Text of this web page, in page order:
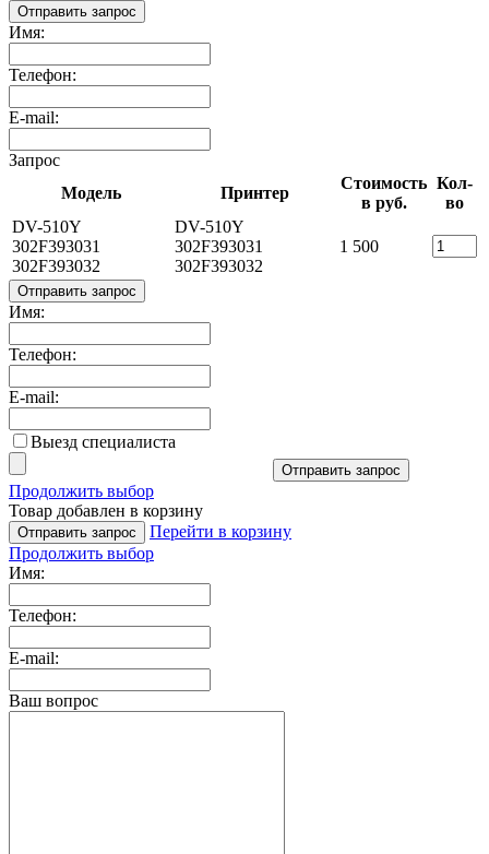
Отправить запрос
Имя:
Телефон:
E-mail:
Запрос
Модель
Принтер
Стоимость
в руб.
Кол-
во
DV-510Y
302F393031
302F393032
DV-510Y
302F393031
302F393032
1 500
Отправить запрос
Имя:
Телефон:
E-mail:
Выезд специалиста
Отправить запрос
Продолжить выбор
Товар добавлен в корзину
Отправить запрос
Перейти в корзину
Продолжить выбор
Имя:
Телефон:
E-mail:
Ваш вопрос